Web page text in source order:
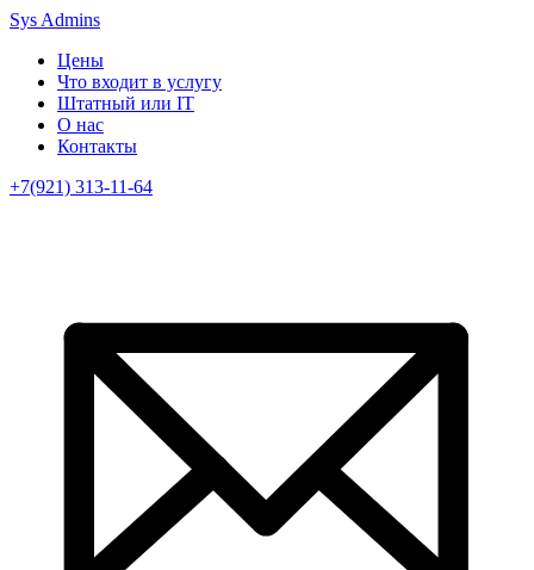
Sys Admins
Цены
Что входит в услугу
Штатный или IT
О нас
Контакты
+7(921) 313-11-64